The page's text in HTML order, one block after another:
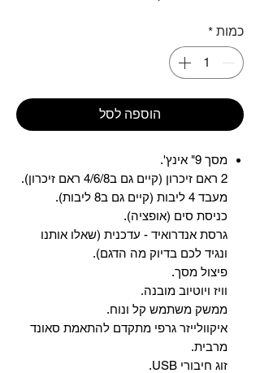
כמות *
הוספה לסל
מסך 9" אינץ'.
2 ראם זיכרון (קיים גם ב4/6/8 ראם זיכרון).
מעבד 4 ליבות (קיים גם ב8 ליבות).
כניסת סים (אופציה).
גרסת אנדרואיד - עדכנית (שאלו אותנו
ונגיד לכם בדיוק מה הדגם).
פיצול מסך.
וויז ויוטיוב מובנה.
ממשק משתמש קל ונוח.
איקוולייזר גרפי מתקדם להתאמת סאונד
מרבית.
זוג חיבורי USB.